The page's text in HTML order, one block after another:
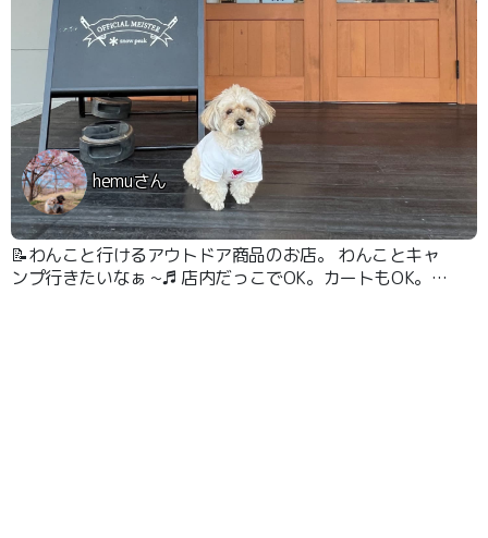
hemuさん
📝わんこと行けるアウトドア商品のお店。 わんことキャ
ンプ行きたいなぁ ~♬ 店内だっこでOK。カートもOK。ゆ